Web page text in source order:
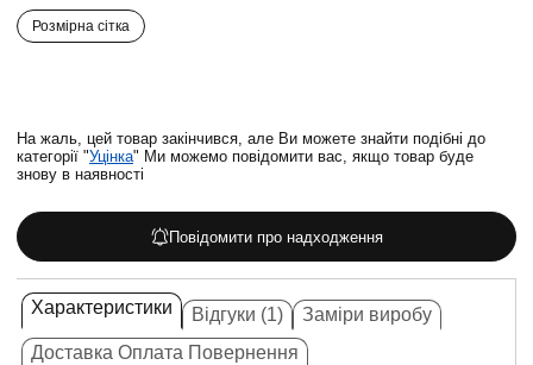
Розмірна сітка
На жаль, цей товар закінчився, але Ви можете знайти подібні до
категорії "Уцінка" Ми можемо повідомити вас, якщо товар буде
знову в наявності
Повідомити про надходження
Характеристики Відгуки (1)
Заміри виробу
Доставка Оплата Повернення